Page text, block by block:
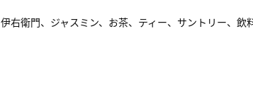
伊右衛門、ジャスミン、お茶、ティー、サントリー、飲